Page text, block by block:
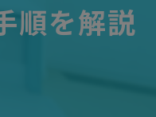
順を解説